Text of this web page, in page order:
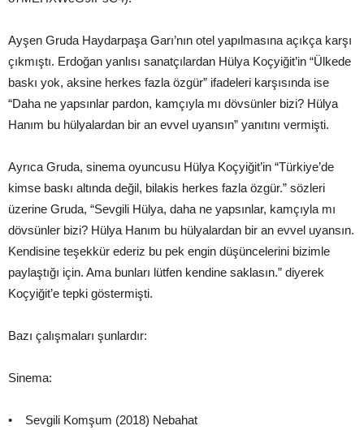
Ayşen Gruda Haydarpaşa Garı’nın otel yapılmasına açıkça karşı
çıkmıştı. Erdoğan yanlısı sanatçılardan Hülya Koçyiğit’in “Ülkede
baskı yok, aksine herkes fazla özgür” ifadeleri karşısında ise
“Daha ne yapsınlar pardon, kamçıyla mı dövsünler bizi? Hülya
Hanım bu hülyalardan bir an evvel uyansın” yanıtını vermişti.
Ayrıca Gruda, sinema oyuncusu Hülya Koçyiğit’in “Türkiye’de
kimse baskı altında değil, bilakis herkes fazla özgür.” sözleri
üzerine Gruda, “Sevgili Hülya, daha ne yapsınlar, kamçıyla mı
dövsünler bizi? Hülya Hanım bu hülyalardan bir an evvel uyansın.
Kendisine teşekkür ederiz bu pek engin düşüncelerini bizimle
paylaştığı için. Ama bunları lütfen kendine saklasın.” diyerek
Koçyiğit’e tepki göstermişti.
Bazı çalışmaları şunlardır:
Sinema:
• Sevgili Komşum (2018) Nebahat